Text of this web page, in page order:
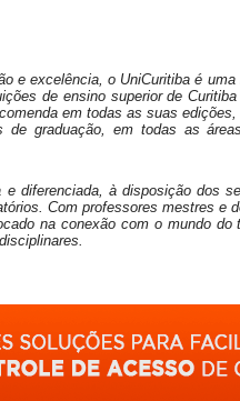
e excelência, o UniCuritiba é
de ensino superior de
em todas as suas
graduação, em todas as
e diferenciada, à disposição dos
Com professores mestres e
na conexão com o mundo